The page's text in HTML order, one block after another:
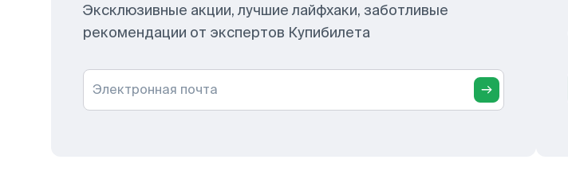
Эксклюзивные акции, лучшие лайфхаки, заботливые
рекомендации от экспертов Купибилета
Электронная почта